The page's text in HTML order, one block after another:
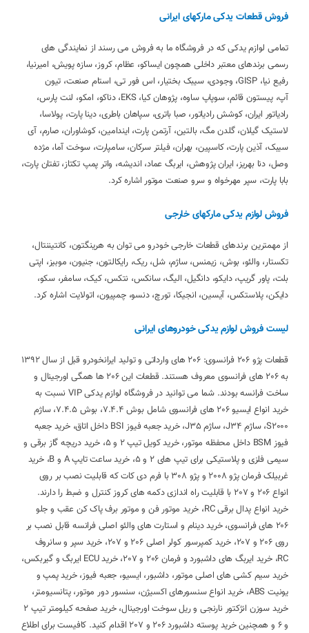
فروش قطعات یدکی مارکهای ایرانی
تمامی لوازم یدکی که در فروشگاه ما به فروش می رسند از نمایندگی های
رسمی برندهای معتبر داخلی همچون ایساکو، عظام، کروز، سازه پویش، امیرنیا،
رفیع نیا، GISP، وجودی، سیبک بختیار، اس فور تی، استام صنعت، تیون
آپ، پیستون قائم، سوپاپ ساوه، پژوهان کیا، EKS، دناکو، امکو، لنت پارس،
رادیاتور ایران، کوشش رادیاتور، صبا باتری، سپاهان باطری، دینا پارت، پولاسا،
لاستیک گیلان، گلدن مگ، بالتین، آرتمن پارت، ایندامین، کوشاوران، صارم، آی
سیبک، آذین پارت، کاسپین، بهران، فیلتر سرکان، سامپارت، سوخت آما، مژده
وصل، دنا بهریز، ایران پژوهش، ایربگ عماد، اندیشه، واتر پمپ تکتاز، تفتان پارت،
بابا پارت، سپر مهرخواه و سرو صنعت موتور اشاره کرد.
فروش لوازم یدکی مارکهای خارجی
از مهمترین برندهای قطعات خارجی خودرو می توان به هرینگتون، کانتیننتال،
تکستار، والئو، بوش، زیمنس، ساژم، شل، ریک، رایکالتون، جنیون، موبیز، اپتی
بلت، پاور گریپ، دایکو، دانگیل، الیگ، سانکس، نتکس، کیک، سامفر، سکو،
دایکن، پلاستکس، آیسین، انجیکا، تورچ، دنسو، چمپیون، اتولایت اشاره کرد.
لیست فروش لوازم یدکی خودروهای ایرانی
قطعات پژو 206 فرانسوی: 206 های وارداتی و تولید ایرانخودرو قبل از سال 1392
به 206 های فرانسوی معروف هستند. قطعات این 206 ها همگی اورجینال و
ساخت فرانسه بودند. شما می توانید در فروشگاه لوازم یدکی VIP نسبت به
خرید انواع ایسیو 206 های فرانسوی شامل بوش 7.4.4، بوش 7.4.5، ساژم
S2000، ساژم J34، ساژم J35، خرید جعبه فیوز BSI داخل اتاق، خرید جعبه
فیوز BSM داخل محفظه موتور، خرید کویل تیپ 2 و 5، خرید دریچه گاز برقی و
سیمی فلزی و پلاستیکی برای تیپ های 2 و 5، خرید ساعت تایپ A و B، خرید
غربیلک فرمان پژو 2008 و پژو 308 با فرم دی کات که قابلیت نصب بر روی
انواع 206 و 207 با قابلیت راه اندازی دکمه های کروز کنترل و ضبط را دارند.
خرید انواع پدال برقی RC، خرید موتور فن و موتور برف پاک کن عقب و جلو
206 های فرانسوی، خرید دینام و استارت های والئو اصلی فرانسه قابل نصب بر
روی 206 و 207، خرید کمپرسور کولر اصلی 206 و 207، خرید سپر و سانروف
RC، خرید ایربگ های داشبورد و فرمان 206 و 207، خرید ECU ایربگ و گیربکس،
خرید سیم کشی های اصلی موتور، داشبور، ایسیو، جعبه فیوز، خرید پمپ و
یونیت ABS، خرید انواع سنسورهای اکسیژن، سنسور دور موتور، پتانسیومتر،
خرید سوزن انژکتور نارنجی و ریل سوخت اورجینال، خرید صفحه کیلومتر تیپ 2
و 6 و همچنین خرید پوسته داشبورد 206 و 207 اقدام کنید. کافیست برای اطلاع